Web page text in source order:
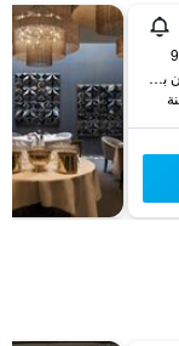
Blumenrain 8, بازل, كانتون بازل شتات, سويسرا